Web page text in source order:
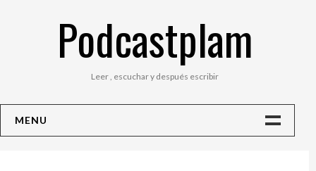
Podcastplam
Leer , escuchar y después escribir
MENU